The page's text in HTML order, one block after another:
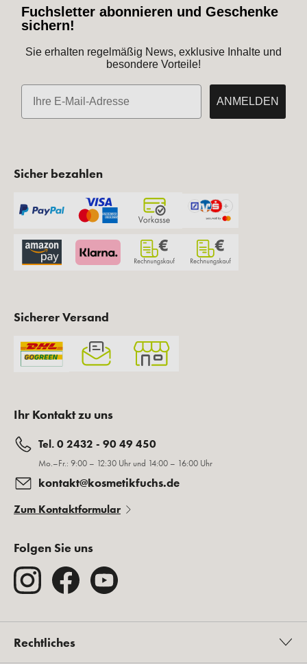
Fuchsletter abonnieren und Geschenke
sichern!
Sie erhalten regelmäßig News, exklusive Inhalte und
besondere Vorteile!
E-Mail
ANMELDEN
Sicher bezahlen
Sicherer Versand
Ihr Kontakt zu uns
Tel. 0 2432 - 90 49 450
Mo.–Fr.: 9:00 – 12:30 Uhr und 14:00 – 16:00 Uhr
kontakt@kosmetikfuchs.de
Zum Kontaktformular
Folgen Sie uns
Rechtliches